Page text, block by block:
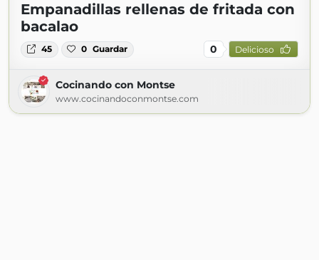
Empanadillas rellenas de fritada con
bacalao
45 0 Guardar 0 Delicioso
Cocinando con Montse
www.cocinandoconmontse.com